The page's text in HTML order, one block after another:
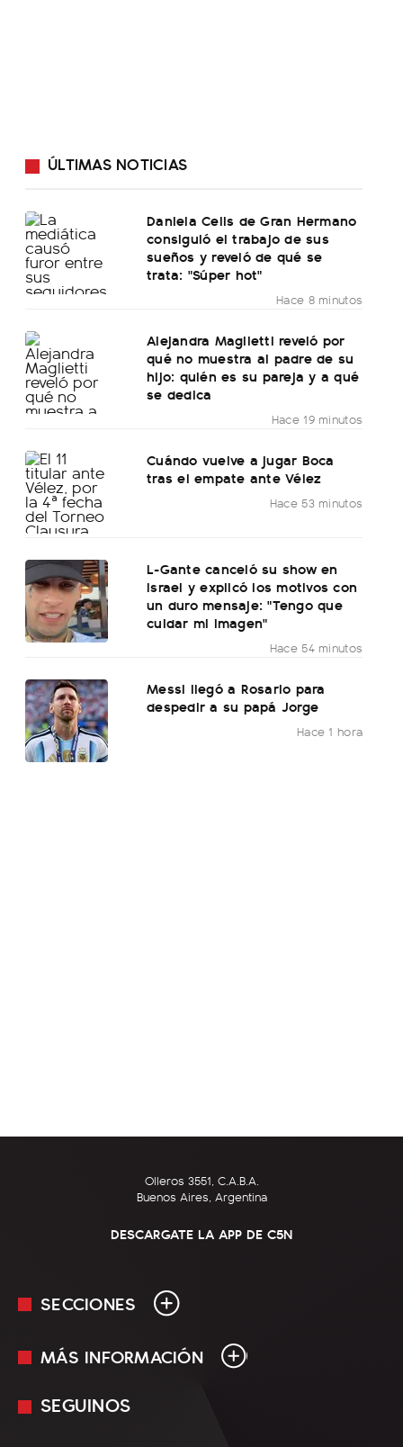
ÚLTIMAS NOTICIAS
Daniela Celis de Gran Hermano
consiguió el trabajo de sus
sueños y reveló de qué se
trata: "Súper hot"
Hace 8 minutos
Alejandra Maglietti reveló por
qué no muestra al padre de su
hijo: quién es su pareja y a qué
se dedica
Hace 19 minutos
Cuándo vuelve a jugar Boca
tras el empate ante Vélez
Hace 53 minutos
L-Gante canceló su show en
Israel y explicó los motivos con
un duro mensaje: "Tengo que
cuidar mi imagen"
Hace 54 minutos
Messi llegó a Rosario para
despedir a su papá Jorge
Hace 1 hora
Olleros 3551, C.A.B.A.
Buenos Aires, Argentina
DESCARGATE LA APP DE C5N
SECCIONES
En Vivo
MÁS INFORMACIÓN
Mediakit
SEGUINOS